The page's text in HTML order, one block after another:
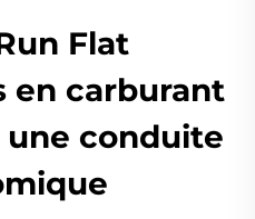
Flat
en carburant
une conduite